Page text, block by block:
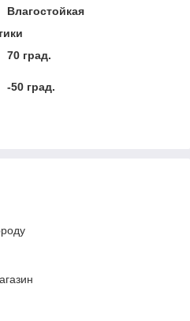
Влагостойкая
70 град.
-50 град.